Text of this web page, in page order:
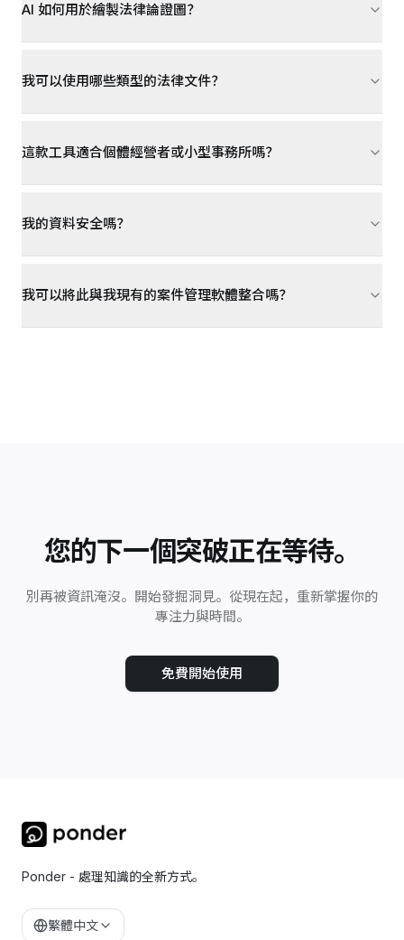
AI 如何用於繪製法律論證圖？
我可以使用哪些類型的法律文件？
這款工具適合個體經營者或小型事務所嗎？
我的資料安全嗎？
我可以將此與我現有的案件管理軟體整合嗎？
您的下一個突破正在等待。
別再被資訊淹沒。開始發掘洞見。從現在起，重新掌握你的
專注力與時間。
免費開始使用
Ponder - 處理知識的全新方式。
繁體中文